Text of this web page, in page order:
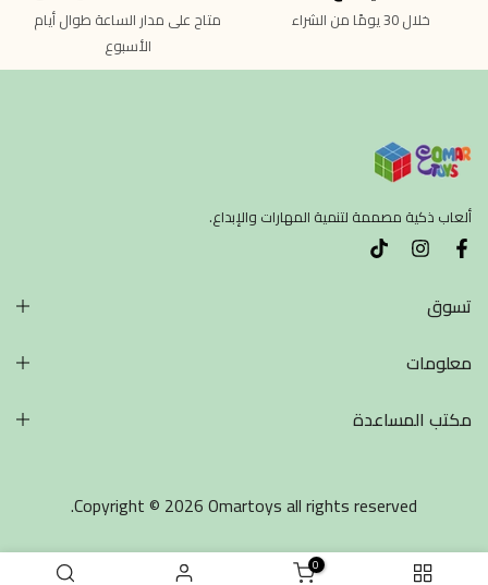
خلال 30 يومًا من الشراء
متاح على مدار الساعة طوال أيام
الأسبوع
ألعاب ذكية مصممة لتنمية المهارات والإبداع.
تسوق
معلومات
مكتب المساعدة
Copyright © 2026 Omartoys all rights reserved.
0